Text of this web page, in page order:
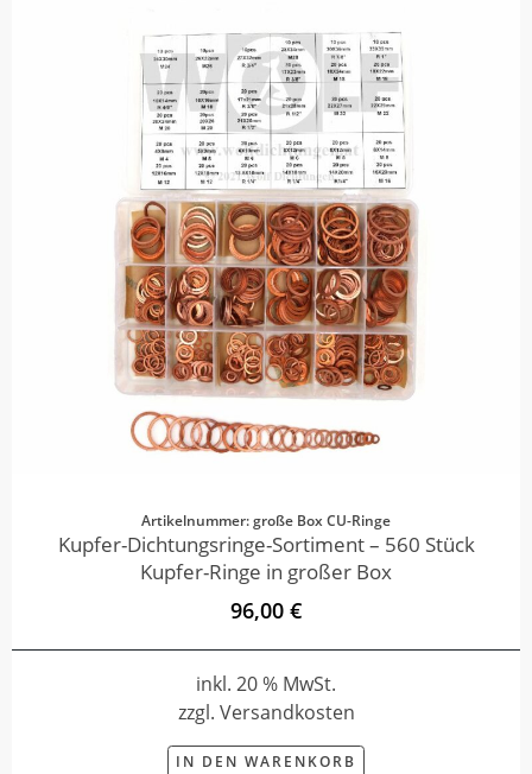
Artikelnummer: große Box CU-Ringe
Kupfer-Dichtungsringe-Sortiment – 560 Stück
Kupfer-Ringe in großer Box
96,00 €
inkl. 20 % MwSt.
zzgl. Versandkosten
IN DEN WARENKORB